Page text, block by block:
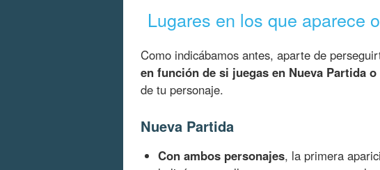
Lugares en los que aparece
Como indicábamos antes, aparte de
en función de si juegas en Nueva Partida
de tu personaje.
Nueva Partida
Con ambos personajes, la primera